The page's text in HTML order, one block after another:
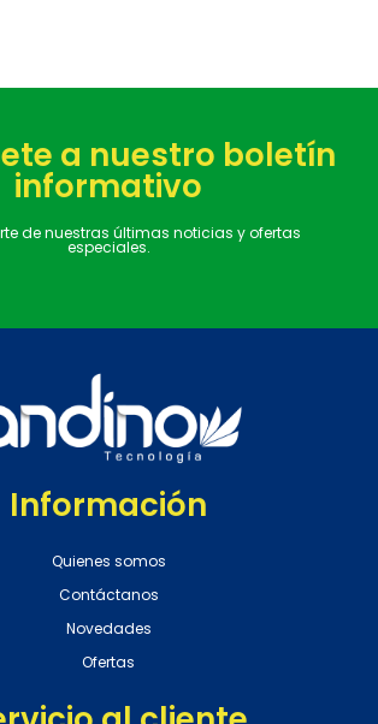
a nuestro boletín
informativo
de nuestras últimas noticias y ofertas
especiales.
Información
Quienes somos
Contáctanos
Novedades
Ofertas